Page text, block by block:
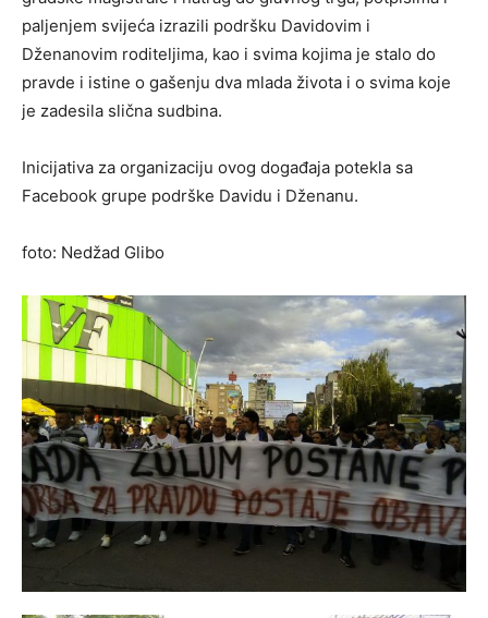
paljenjem svijeća izrazili podršku Davidovim i
Dženanovim roditeljima, kao i svima kojima je stalo do
pravde i istine o gašenju dva mlada života i o svima koje
je zadesila slična sudbina.
Inicijativa za organizaciju ovog događaja potekla sa
Facebook grupe podrške Davidu i Dženanu.
foto: Nedžad Glibo